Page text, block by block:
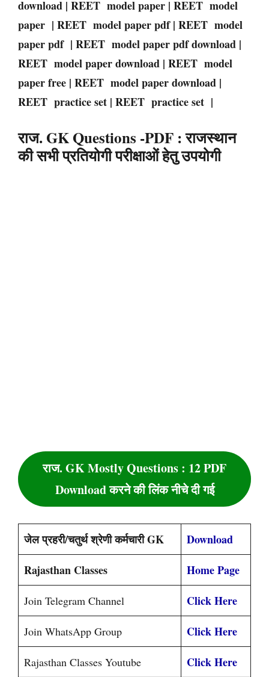
download | REET model paper | REET model
paper | REET model paper pdf | REET model
paper pdf | REET model paper pdf download |
REET model paper download | REET model
paper free | REET model paper download |
REET practice set | REET practice set |
राज. GK Questions -PDF : राजस्थान
की सभी प्रतियोगी परीक्षाओं हेतु उपयोगी
राज. GK Mostly Questions : 12 PDF
Download करने की लिंक नीचे दी गई
जेल प्रहरी/चतुर्थ श्रेणी कर्मचारी GK
Download
Rajasthan Classes
Home Page
Join Telegram Channel Click Here
Join WhatsApp Group Click Here
Rajasthan Classes Youtube Click Here